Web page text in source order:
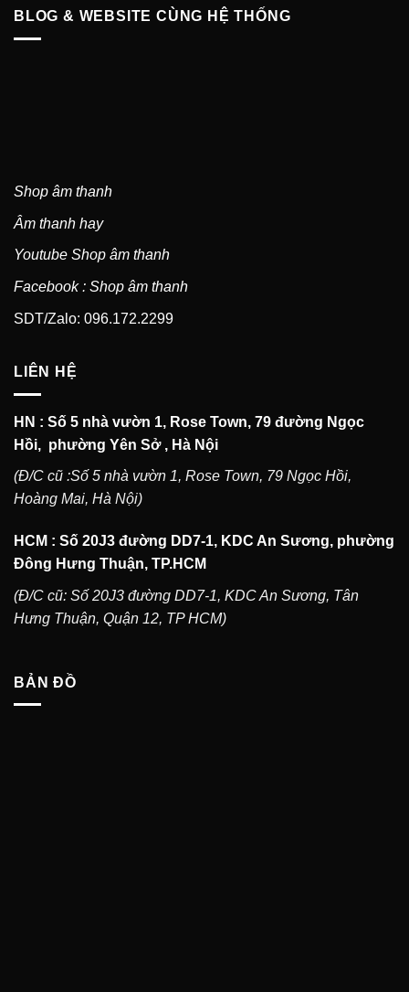
BLOG & WEBSITE CÙNG HỆ THỐNG
Shop âm thanh
Âm thanh hay
Youtube Shop âm thanh
Facebook : Shop âm thanh
SDT/Zalo: 096.172.2299
LIÊN HỆ
HN : Số 5 nhà vườn 1, Rose Town, 79 đường Ngọc
Hồi, phường Yên Sở , Hà Nội
(Đ/C cũ :Số 5 nhà vườn 1, Rose Town, 79 Ngọc Hồi,
Hoàng Mai, Hà Nội)
HCM : Số 20J3 đường DD7-1, KDC An Sương, phường
Đông Hưng Thuận, TP.HCM
(Đ/C cũ: Số 20J3 đường DD7-1, KDC An Sương, Tân
Hưng Thuận, Quận 12, TP HCM)
BẢN ĐỒ